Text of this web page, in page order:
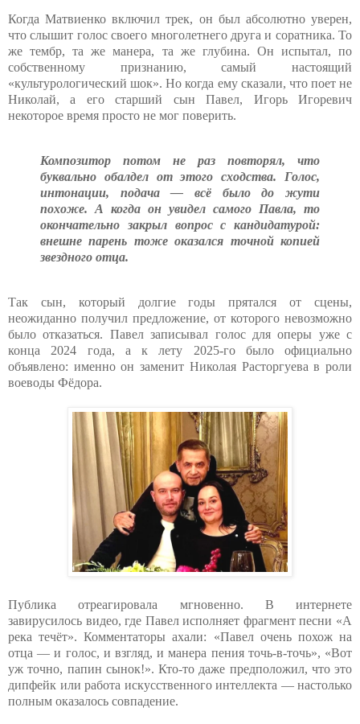
Когда Матвиенко включил трек, он был абсолютно уверен,
что слышит голос своего многолетнего друга и соратника. То
же тембр, та же манера, та же глубина. Он испытал, по
собственному признанию, самый настоящий
«культурологический шок». Но когда ему сказали, что поет не
Николай, а его старший сын Павел, Игорь Игоревич
некоторое время просто не мог поверить.
Композитор потом не раз повторял, что
буквально обалдел от этого сходства. Голос,
интонации, подача — всё было до жути
похоже. А когда он увидел самого Павла, то
окончательно закрыл вопрос с кандидатурой:
внешне парень тоже оказался точной копией
звездного отца.
Так сын, который долгие годы прятался от сцены,
неожиданно получил предложение, от которого невозможно
было отказаться. Павел записывал голос для оперы уже с
конца 2024 года, а к лету 2025-го было официально
объявлено: именно он заменит Николая Расторгуева в роли
воеводы Фёдора.
Публика отреагировала мгновенно. В интернете
завирусилось видео, где Павел исполняет фрагмент песни «А
река течёт». Комментаторы ахали: «Павел очень похож на
отца — и голос, и взгляд, и манера пения точь-в-точь», «Вот
уж точно, папин сынок!». Кто-то даже предположил, что это
дипфейк или работа искусственного интеллекта — настолько
полным оказалось совпадение.